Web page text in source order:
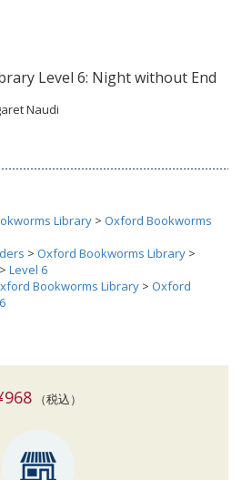
Level 6: Night without End
Naudi
Library > Oxford Bookworms
> Oxford Bookworms Library >
> Level 6
Bookworms Library > Oxford
（税込）